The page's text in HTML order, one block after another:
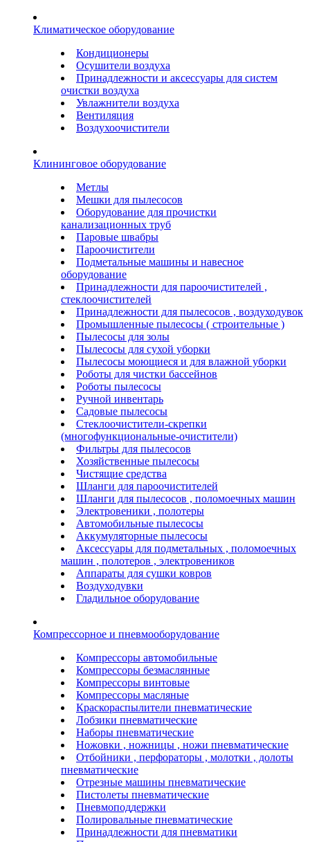
Климатическое оборудование
Кондиционеры
Осушители воздуха
Принадлежности и аксессуары для систем
очистки воздуха
Увлажнители воздуха
Вентиляция
Воздухоочистители
Клининговое оборудование
Метлы
Мешки для пылесосов
Оборудование для прочистки
канализационных труб
Паровые швабры
Пароочистители
Подметальные машины и навесное
оборудование
Принадлежности для пароочистителей ,
стеклоочистителей
Принадлежности для пылесосов , воздуходувок
Промышленные пылесосы ( строительные )
Пылесосы для золы
Пылесосы для сухой уборки
Пылесосы моющиеся и для влажной уборки
Роботы для чистки бассейнов
Роботы пылесосы
Ручной инвентарь
Садовые пылесосы
Стеклоочистители-скрепки
(многофункциональные-очистители)
Фильтры для пылесосов
Хозяйственные пылесосы
Чистящие средства
Шланги для пароочистителей
Шланги для пылесосов , поломоечных машин
Электровеники , полотеры
Автомобильные пылесосы
Аккумуляторные пылесосы
Аксессуары для подметальных , поломоечных
машин , полотеров , электровеников
Аппараты для сушки ковров
Воздуходувки
Гладильное оборудование
Компрессорное и пневмооборудование
Компрессоры автомобильные
Компрессоры безмаслянные
Компрессоры винтовые
Компрессоры масляные
Краскораспылители пневматические
Лобзики пневматические
Наборы пневматические
Ножовки , ножницы , ножи пневматические
Отбойники , перфораторы , молотки , долоты
пневматические
Отрезные машины пневматические
Пистолеты пневматические
Пневмоподдержки
Полировальные пневматические
Принадлежности для пневматики